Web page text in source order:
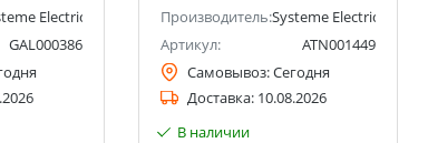
Electric (ранее Schneider Electric)
GAL000386
Производитель:Systeme Electric
Артикул:
ATN001449
Самовывоз:Сегодня
Доставка: 10.08.2026
В наличии